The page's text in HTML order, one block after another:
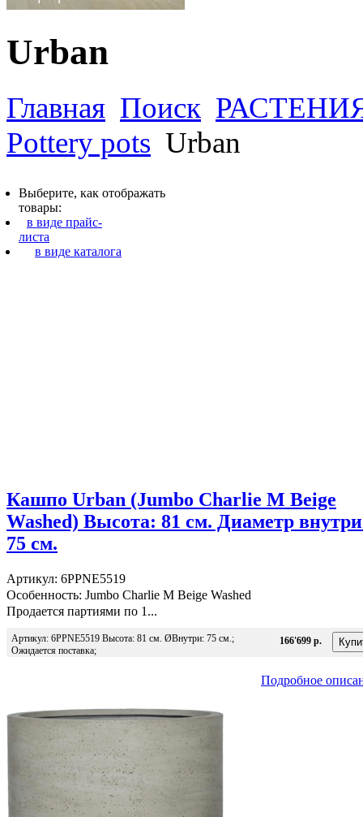
Urban
Главная Поиск
Pottery pots Urban
Выберите, как отображать
товары:
в виде прайс-
листа
в виде каталога
Кашпо Urban (Jumbo Charlie M Beige
Washed) Высота: 81 см. Диаметр
75 см.
Артикул: 6PPNE5519
Особенность: Jumbo Charlie M Beige Washed
Продается партиями по 1...
Артикул: 6PPNE5519 Высота: 81 см. ØВнутри: 75 см.;
Ожидается поставка;
166'699 р.
Подробное